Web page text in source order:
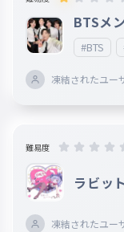
BTSメ
#BTS
凍結されたユー
難易度
ラビッ
凍結されたユー